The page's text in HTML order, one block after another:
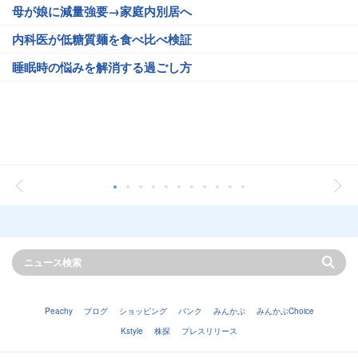
母が娘に減量強要→家庭内別居へ
内科医が低糖質麺を食べ比べ検証
睡眠時の悩みを解消する過ごし方
Peachy ブログ ショッピング バンク みんかぶ
みんかぶChoice
Kstyle
株探 プレスリリース